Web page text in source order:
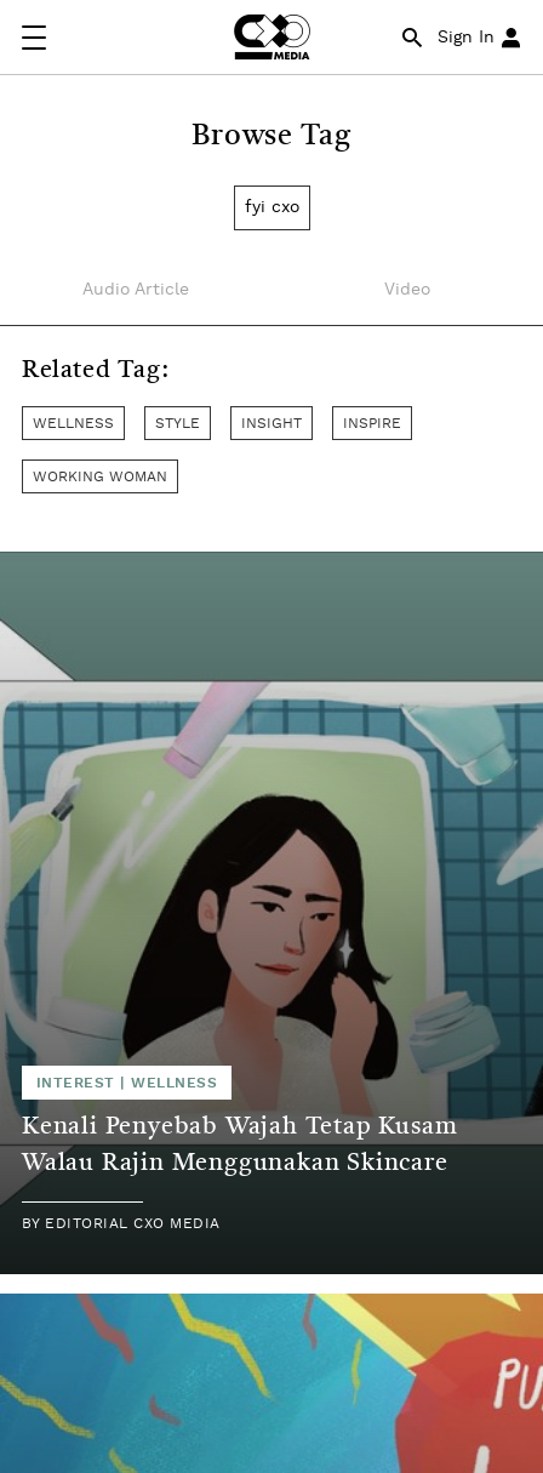
Sign In
Browse Tag
fyi cxo
Audio Article Video
Related Tag:
WELLNESS STYLE INSIGHT INSPIRE
WORKING WOMAN
INTEREST |WELLNESS
Kenali Penyebab Wajah Tetap Kusam
Walau Rajin Menggunakan Skincare
BY EDITORIAL CXO MEDIA